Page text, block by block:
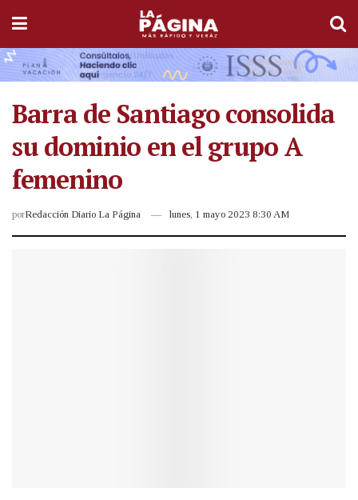
Barra de Santiago consolida
su dominio en el grupo A
femenino
porRedacción Diario La Página lunes, 1 mayo 2023 8:30 AM